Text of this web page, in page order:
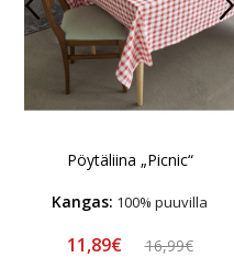
Pöytäliina „Picnic“
Kangas: 100% puuvilla
11,89€ 16,99€